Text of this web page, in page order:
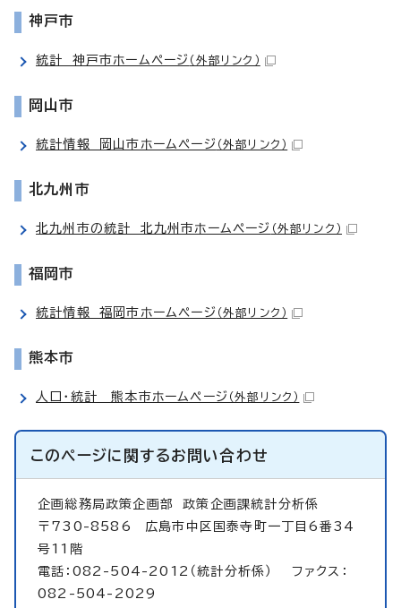
神戸市
統計 神戸市ホームページ （外部リンク）
岡山市
統計情報 岡山市ホームページ （外部リンク）
北九州市
北九州市の統計 北九州市ホームページ （外部リンク）
福岡市
統計情報 福岡市ホームページ （外部リンク）
熊本市
人口・統計 熊本市ホームページ （外部リンク）
このページに関するお問い合わせ
企画総務局政策企画部政策企画課統計分析係
〒730-8586 広島市中区国泰寺町一丁目6番34
号11階
電話：082-504-2012（統計分析係） ファクス：
082-504-2029